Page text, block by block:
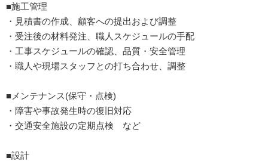
■施工管理
・見積書の作成、顧客への提出および調整
・受注後の材料発注、職人スケジュールの手配
・工事スケジュールの確認、品質・安全管理
・職人や現場スタッフとの打ち合わせ、調整
■メンテナンス(保守・点検)
・障害や事故発生時の復旧対応
・交通安全施設の定期点検 など
■設計